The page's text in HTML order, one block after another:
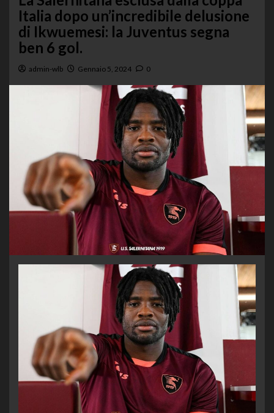
Italia dopo un’incredibile delusione
di Ikwuemesi: la Juventus segna
ben 6 gol.
admin-wlb Gennaio 5, 2024 0